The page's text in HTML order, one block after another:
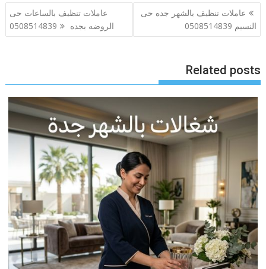
تصفّح
المقالات
عاملات تنظيف بالشهر جده حى
النسيم 0508514839
عاملات تنظيف بالساعات حى
الروضه بجده 0508514839
Related posts